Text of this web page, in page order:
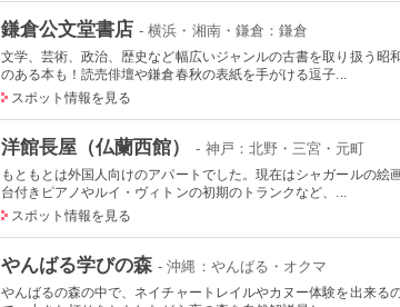
鎌倉公文堂書店 - 横浜・湘南・鎌倉：鎌倉
文学、芸術、政治、歴史など幅広いジャンルの古書を取り扱う昭
のある本も！読売俳壇や鎌倉春秋の表紙を手がける逗子...
スポット情報を見る
洋館長屋（仏蘭西館） - 神戸：北野・三宮・元町
もともとは外国人向けのアパートでした。現在はシャガールの絵
台付きピアノやルイ・ヴィトンの初期のトランクなど、...
スポット情報を見る
やんばる学びの森 - 沖縄：やんばる・オクマ
やんばるの森の中で、ネイチャートレイルやカヌー体験を出来る